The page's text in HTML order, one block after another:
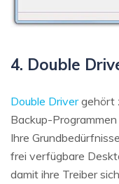
4. Double
Double Drivergehört
Backup-
Ihre
frei verfügbare
damit ihre Treiber